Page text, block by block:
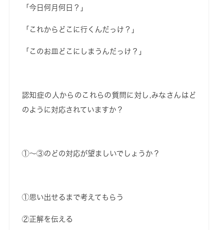
「今日何月何日？」
「これからどこに行くんだっけ？」
「このお皿どこにしまうんだっけ？」
認知症の人からのこれらの質問に対し ,みなさんはど
のように対応されていますか？
①～③のどの対応が望ましいでしょうか？
①思い出せるまで考えてもらう
②正解を伝える